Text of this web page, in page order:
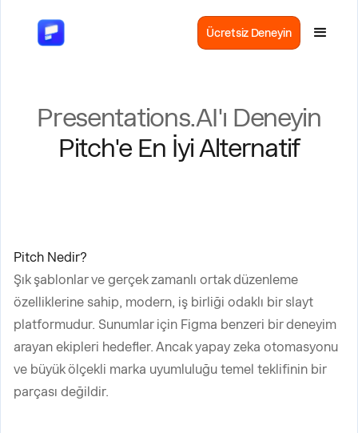
Ücretsiz Deneyin
Presentations.AI'ı Deneyin
Pitch'e En İyi Alternatif
Pitch Nedir?
Şık şablonlar ve gerçek zamanlı ortak düzenleme
özelliklerine sahip, modern, iş birliği odaklı bir slayt
platformudur. Sunumlar için Figma benzeri bir deneyim
arayan ekipleri hedefler. Ancak yapay zeka otomasyonu
ve büyük ölçekli marka uyumluluğu temel teklifinin bir
parçası değildir.